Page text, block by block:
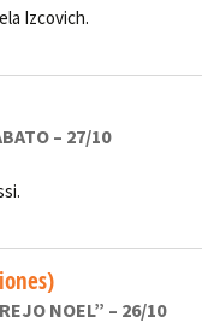
Izcovich.
– 27/10
NOEL” – 26/10